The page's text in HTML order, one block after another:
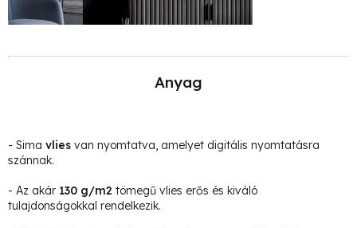
Anyag
- Sima vlies van nyomtatva, amelyet digitális nyomtatásra
szánnak.
- Az akár 130 g/m2 tömegű vlies erős és kiváló
tulajdonságokkal rendelkezik.